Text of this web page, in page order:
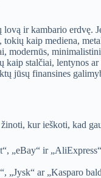
ir kambario erdvę.
kaip mediena,
modernūs,
stalčiai, lentynos
jūsų finansines
kur ieškoti, kad
„eBay“ ir
„Jysk“ ar „Kasparo